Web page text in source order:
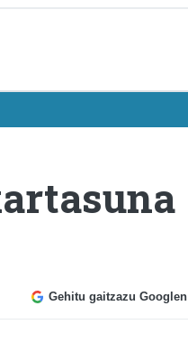
Gehitu gaitzazu Googlen